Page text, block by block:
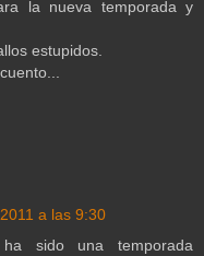
la nueva temporada y
estupidos.
a las 9:30
sido una temporada